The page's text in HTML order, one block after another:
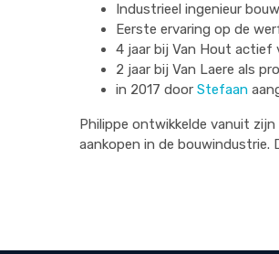
Industrieel ingenieur
Eerste ervaring op de
4 jaar bij Van Hout
2 jaar bij Van Laere als
in 2017 door Stefaan
Philippe ontwikkelde vanuit
aankopen in de